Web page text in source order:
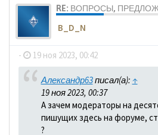
RE: ВОПРОСЫ,
B_D_N
- 19 ноя 2023, 00:42
Александр63писал(а): ↑
19 ноя 2023, 00:37
А зачем модераторы на
пишущих здесь на форуме,
?